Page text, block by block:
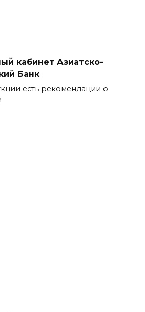
кабинет Азиатско-
Банк
есть рекомендации о